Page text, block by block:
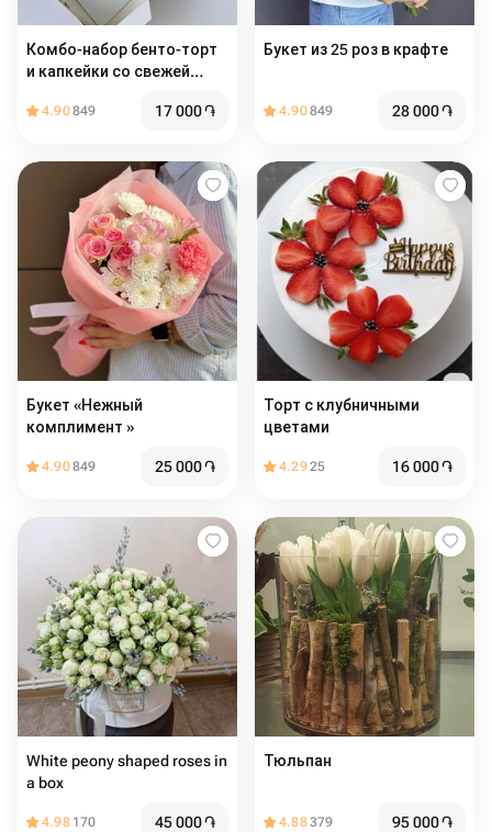
Комбо-набор бенто-торт
и капкейки со свежей
сливочным кремом (2 шт)
4.90849 17 000֏
Букет из 25 роз в крафте
4.90849 28 000֏
Букет «Нежный
комплимент »
4.90849 25 000֏
Торт с клубничными
цветами
4.2925 16 000֏
White peony shaped roses in
a box
4.98 170 45 000֏
Тюльпан
4.88379 95 000֏